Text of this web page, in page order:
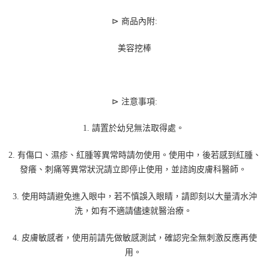
⊳ 商品內附:
美容挖棒
⊳ 注意事項:
1. 請置於幼兒無法取得處。
2. 有傷口、濕疹、紅腫等異常時請勿使用。使用中，後若感到紅腫、
發癢、刺痛等異常狀況請立即停止使用，並諮詢皮膚科醫師。
3. 使用時請避免進入眼中，若不慎誤入眼睛，請即刻以大量清水沖
洗，如有不適請儘速就醫治療。
4. 皮膚敏感者，使用前請先做敏感測試，確認完全無刺激反應再使
用。